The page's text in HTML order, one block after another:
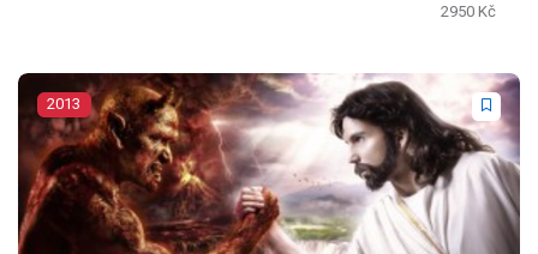
2950 Kč
2013